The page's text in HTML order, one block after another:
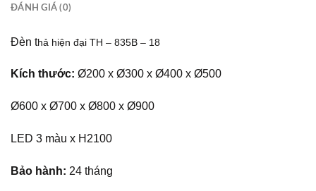
ĐÁNH GIÁ (0)
Đèn thả hiện đại TH – 835B – 18
Kích thước: Ø200 x Ø300 x Ø400 x Ø500
Ø600 x Ø700 x Ø800 x Ø900
LED 3 màu x H2100
Bảo hành: 24 tháng